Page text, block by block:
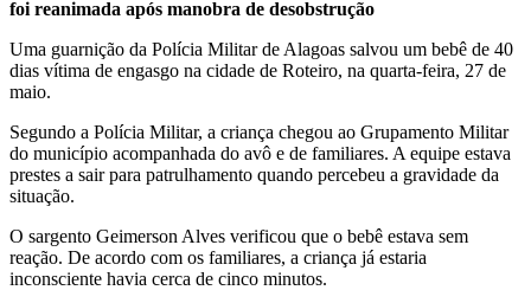
foi reanimada após manobra de desobstrução
Uma guarnição da Polícia Militar de Alagoas salvou um bebê de 40
dias vítima de engasgo na cidade de Roteiro, na quarta-feira, 27 de
maio.
Segundo a Polícia Militar, a criança chegou ao Grupamento Militar
do município acompanhada do avô e de familiares. A equipe estava
prestes a sair para patrulhamento quando percebeu a gravidade da
situação.
O sargento Geimerson Alves verificou que o bebê estava sem
reação. De acordo com os familiares, a criança já estaria
inconsciente havia cerca de cinco minutos.